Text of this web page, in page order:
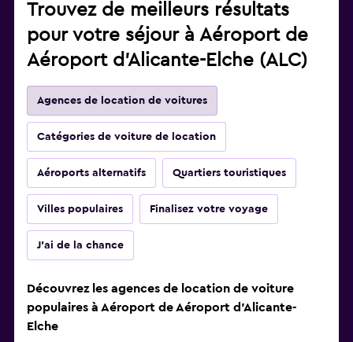
Trouvez de meilleurs résultats
pour votre séjour à Aéroport de
Aéroport d'Alicante-Elche (ALC)
Agences de location de voitures
Catégories de voiture de location
Aéroports alternatifs Quartiers touristiques
Villes populaires Finalisez votre voyage
J'ai de la chance
Découvrez les agences de location de voiture
populaires à Aéroport de Aéroport d'Alicante-
Elche